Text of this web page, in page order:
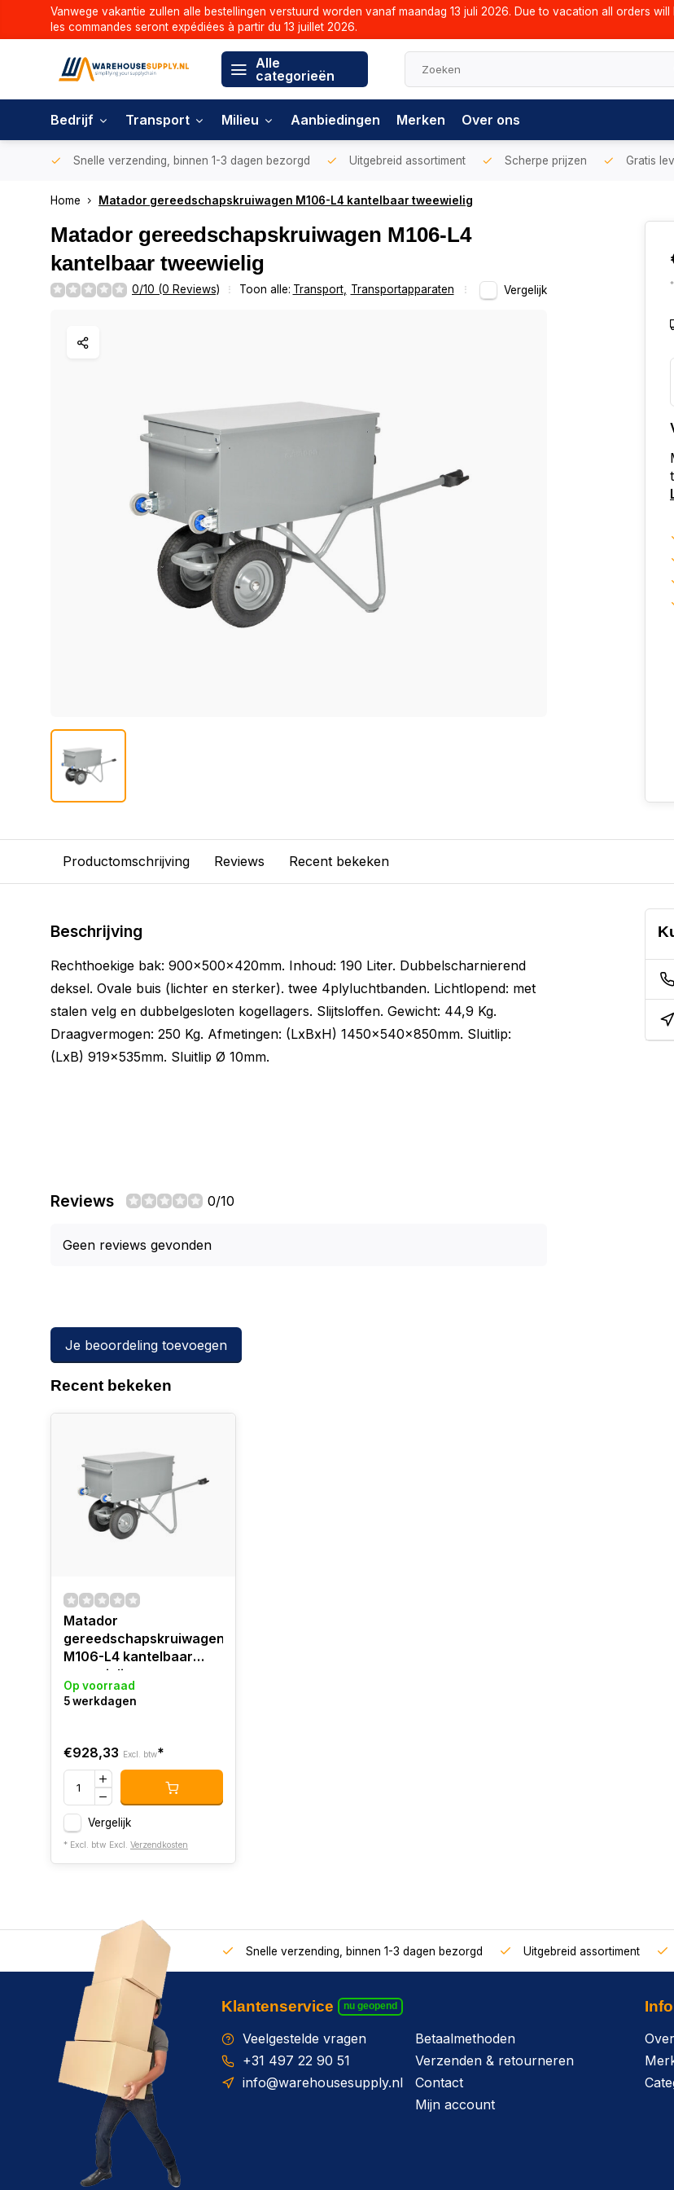
Vanwege vakantie zullen alle bestellingen verstuurd worden vanaf maandag 13 juli 2026. Due to vacation all orders
les commandes seront expédiées à partir du 13 juillet 2026.
Alle
categorieën
Bedrijf Transport Milieu Aanbiedingen Merken Over ons
Snelle verzending, binnen 1-3 dagen bezorgd Uitgebreid assortiment Scherpe prijzen Gratis
Home Matador gereedschapskruiwagen M106-L4 kantelbaar tweewielig
Matador gereedschapskruiwagen M106-L4
kantelbaar tweewielig
0/10 (0 Reviews) Toon alle: Transport, Transportapparaten Vergelijk
Productomschrijving Reviews Recent bekeken
Beschrijving
Rechthoekige bak: 900x500x420mm. Inhoud: 190 Liter. Dubbelscharnierend
deksel. Ovale buis (lichter en sterker). twee 4plyluchtbanden. Lichtlopend: met
stalen velg en dubbelgesloten kogellagers. Slijtsloffen. Gewicht: 44,9 Kg.
Draagvermogen: 250 Kg. Afmetingen: (LxBxH) 1450x540x850mm. Sluitlip:
(LxB) 919x535mm. Sluitlip Ø 10mm.
Reviews 0/10
Geen reviews gevonden
Je beoordeling toevoegen
Recent bekeken
Matador
gereedschapskruiwagen
M106-L4 kantelbaar
tweewielig
Op voorraad
5 werkdagen
€928,33 Excl. btw*
Vergelijk
* Excl. btw Excl. Verzendkosten
Snelle verzending, binnen 1-3 dagen bezorgd Uitgebreid assortiment
Klantenservice nu geopend
Veelgestelde vragen
+31 497 22 90 51
info@warehousesupply.nl
Betaalmethoden
Verzenden & retourneren
Contact
Mijn account